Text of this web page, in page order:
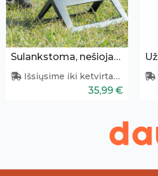
Sulankstoma, nešiojama kepsninė
Išsiųsime iki ketvirtadienio
35,99 €